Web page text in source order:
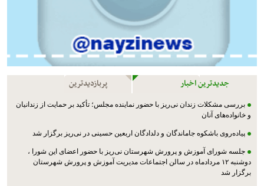
جدیدترین اخبار پربازدیدترین
بررسی مشکلات زندان نی‌ریز با حضور نماینده مجلس؛ تأکید بر حمایت از زندانیان
و خانواده‌های آنان
پیاده‌روی باشکوه جاماندگان و دلدادگان اربعین حسینی در نی‌ریز برگزار شد
جلسه شورای آموزش و پرورش شهرستان نی‌ریز با حضور اعضای این شورا ،
دوشنبه ۱۲ مردادماه در سالن اجتماعات مدیریت آموزش و پرورش شهرستان
برگزار شد